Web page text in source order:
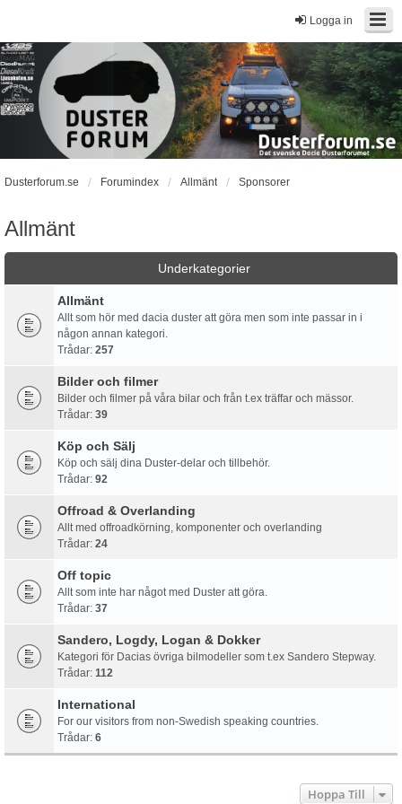
Logga in
Dusterforum.se Forumindex Allmänt Sponsorer
Allmänt
Underkategorier
Allmänt
Allt som hör med dacia duster att göra men som inte passar in i
någon annan kategori.
Trådar: 257
Bilder och filmer
Bilder och filmer på våra bilar och från t.ex träffar och mässor.
Trådar: 39
Köp och Sälj
Köp och sälj dina Duster-delar och tillbehör.
Trådar: 92
Offroad & Overlanding
Allt med offroadkörning, komponenter och overlanding
Trådar: 24
Off topic
Allt som inte har något med Duster att göra.
Trådar: 37
Sandero, Logdy, Logan & Dokker
Kategori för Dacias övriga bilmodeller som t.ex Sandero Stepway.
Trådar: 112
International
For our visitors from non-Swedish speaking countries.
Trådar: 6
Hoppa Till